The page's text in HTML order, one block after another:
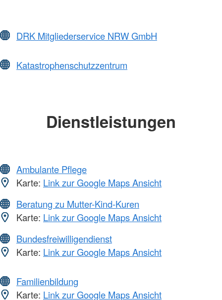
DRK Mitgliederservice NRW GmbH
Katastrophenschutzzentrum
Dienstleistungen
Ambulante Pflege
Karte: Link zur Google Maps Ansicht
Beratung zu Mutter-Kind-Kuren
Karte: Link zur Google Maps Ansicht
Bundesfreiwilligendienst
Karte: Link zur Google Maps Ansicht
Familienbildung
Karte: Link zur Google Maps Ansicht